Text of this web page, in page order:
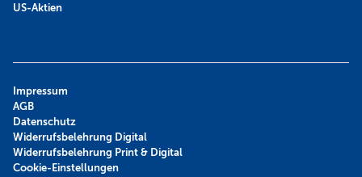
US-Aktien
Impressum
AGB
Datenschutz
Widerrufsbelehrung Digital
Widerrufsbelehrung Print & Digital
Cookie-Einstellungen